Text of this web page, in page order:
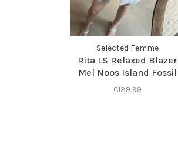
Selected Femme
Rita LS Relaxed Blazer
Mel Noos Island Fossil
Melange
€139,99